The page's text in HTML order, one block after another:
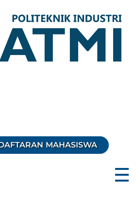
MAHASISWA